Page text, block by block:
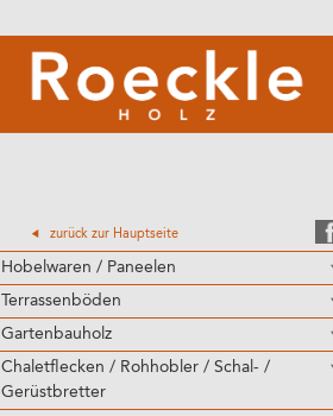
zurück zur Hauptseite
Hobelwaren / Paneelen
Terrassenböden
Gartenbauholz
Chaletflecken / Rohhobler / Schal- /
Gerüstbretter